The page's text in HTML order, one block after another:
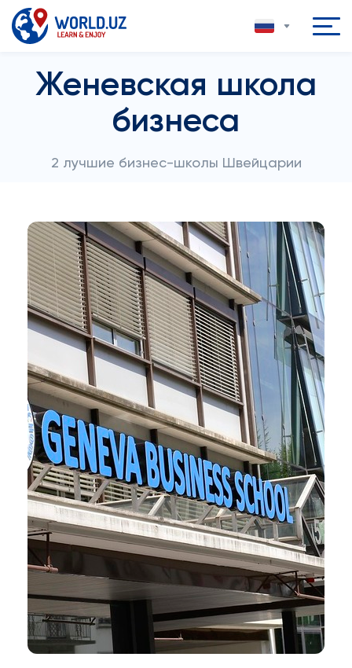
Женевская школа
бизнеса
2 лучшие бизнес-школы Швейцарии